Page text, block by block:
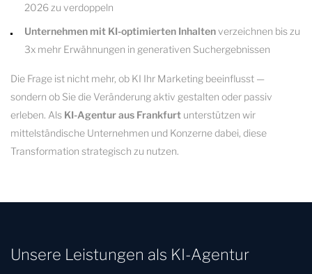
2026 zu verdoppeln
Unternehmen mit KI-optimierten Inhaltenverzeichnen bis zu
3x mehr Erwähnungen in generativen Suchergebnissen
Die Frage ist nicht mehr, ob KI Ihr Marketing beeinflusst —
sondern ob Sie die Veränderung aktiv gestalten oder passiv
erleben. Als KI-Agentur aus Frankfurt unterstützen wir
mittelständische Unternehmen und Konzerne dabei, diese
Transformation strategisch zu nutzen.
Unsere Leistungen als KI-Agentur